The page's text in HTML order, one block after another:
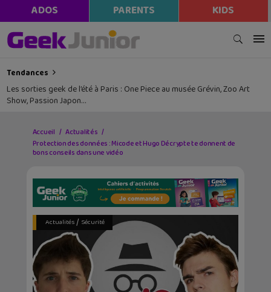
ADOS PARENTS KIDS
Tendances
Les sorties geek de l’été à Paris : One Piece au musée Grévin, Zoo Art
Show, Passion Japon…
Accueil
Actualités
Protection des données : Micode et Hugo Décrypte te donnent de
bons conseils dans une vidéo
Actualités/ Sécurité